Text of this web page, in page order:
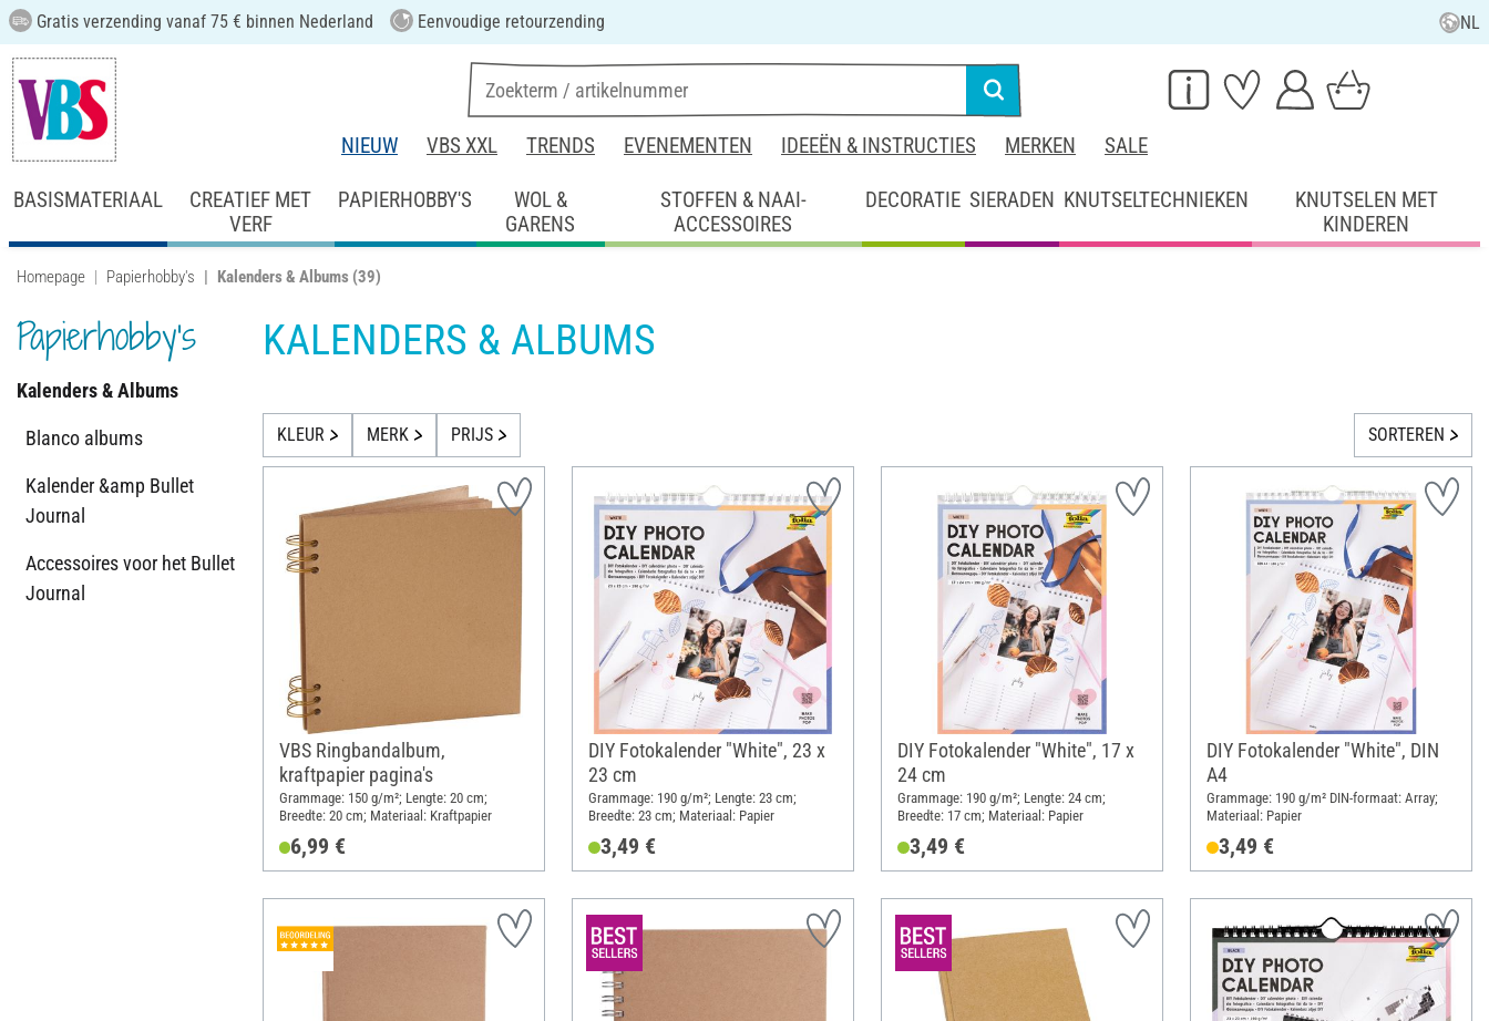
Gratis verzending vanaf 75 € binnen Nederland Eenvoudige retourzending NL
NIEUW VBS XXL TRENDS EVENEMENTEN IDEEËN & INSTRUCTIES MERKEN SALE
BASISMATERIAAL
CREATIEF MET
VERF
PAPIERHOBBY'S
WOL &
GARENS
STOFFEN & NAAI-
ACCESSOIRES
DECORATIE SIERADEN KNUTSELTECHNIEKEN
KNUTSELEN MET
KINDEREN
Homepage Papierhobby's Kalenders & Albums (39)
Papierhobby's
Kalenders & Albums
Blanco albums
Kalender &amp Bullet
Journal
Accessoires voor het Bullet
Journal
KALENDERS & ALBUMS
KLEUR MERK PRIJS SORTEREN
VBS Ringbandalbum,
kraftpapier pagina's
Grammage: 150 g/m²; Lengte: 20 cm;
Breedte: 20 cm; Materiaal: Kraftpapier
6,99 €
DIY Fotokalender "White", 23 x
23 cm
Grammage: 190 g/m²; Lengte: 23 cm;
Breedte: 23 cm; Materiaal: Papier
3,49 €
DIY Fotokalender "White", 17 x
24 cm
Grammage: 190 g/m²; Lengte: 24 cm;
Breedte: 17 cm; Materiaal: Papier
3,49 €
DIY Fotokalender "White", DIN
A4
Grammage: 190 g/m² DIN-formaat: Array;
Materiaal: Papier
3,49 €